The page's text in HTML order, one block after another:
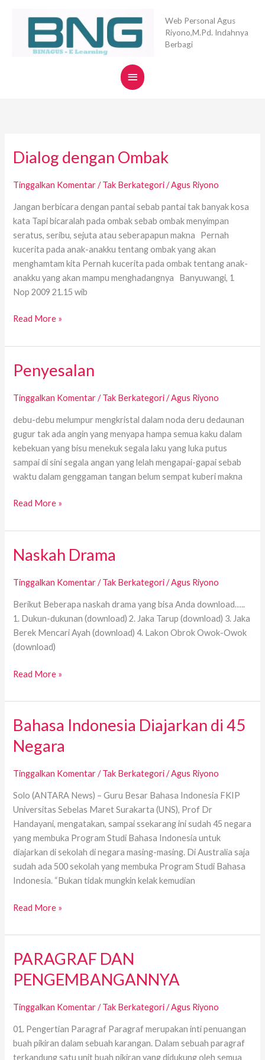
Web Personal Agus
Riyono,M.Pd. Indahnya
Berbagi
Menu
Utama
Dialog dengan Ombak
Tinggalkan Komentar /Tak Berkategori/Agus Riyono
Jangan berbicara dengan pantai sebab pantai tak banyak kosa
kata Tapi bicaralah pada ombak sebab ombak menyimpan
seratus, seribu, sejuta atau seberapapun makna Pernah
kucerita pada anak-anakku tentang ombak yang akan
menghamtam kita Pernah kucerita pada ombak tentang anak-
anakku yang akan mampu menghadangnya Banyuwangi, 1
Nop 2009 21.15 wib
Dialog
Ombak
Read More »
Penyesalan
Tinggalkan Komentar /Tak Berkategori/Agus Riyono
debu-debu melumpur mengkristal dalam noda deru dedaunan
gugur tak ada angin yang menyapa hampa semua kaku dalam
kebekuan yang bisu menekuk segala laku yang luka putus
sampai di sini segala angan yang lelah mengapai-gapai sebab
waktu dalam genggaman tangan belum sempat kuberi makna
Penyesalan
Read More »
Naskah Drama
Tinggalkan Komentar /Tak Berkategori/Agus Riyono
Berikut Beberapa naskah drama yang bisa Anda download…..
1. Dukun-dukunan (download) 2. Jaka Tarup (download) 3. Jaka
Berek Mencari Ayah (download) 4. Lakon Obrok Owok-Owok
(download)
Naskah
Read More »
Bahasa Indonesia Diajarkan di 45
Negara
Tinggalkan Komentar /Tak Berkategori/Agus Riyono
Solo (ANTARA News) – Guru Besar Bahasa Indonesia FKIP
Universitas Sebelas Maret Surakarta (UNS), Prof Dr
Handayani, mengatakan, sampai ssekarang ini sudah 45 negara
yang membuka Program Studi Bahasa Indonesia untuk
diajarkan di sekolah di negara masing-masing. Di Australia saja
sudah ada 500 sekolah yang membuka Program Studi Bahasa
Indonesia. “Bukan tidak mungkin kelak kemudian
Bahasa
Diajarkan
45
Negara
Read More »
PARAGRAF DAN
PENGEMBANGANNYA
Tinggalkan Komentar /Tak Berkategori/Agus Riyono
01. Pengertian Paragraf Paragraf merupakan inti penuangan
buah pikiran dalam sebuah karangan. Dalam sebuah paragraf
terkandung satu unit buah pikiran yang didukung oleh semua
PARAGRAF
PENGEMBANGANNYA